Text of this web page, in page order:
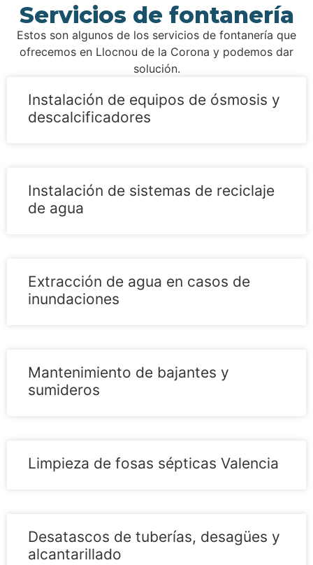
Servicios de fontanería
Estos son algunos de los servicios de fontanería que
ofrecemos en Llocnou de la Corona y podemos dar
solución.
Instalación de equipos de ósmosis y
descalcificadores
Instalación de sistemas de reciclaje
de agua
Extracción de agua en casos de
inundaciones
Mantenimiento de bajantes y
sumideros
Limpieza de fosas sépticas Valencia
Desatascos de tuberías, desagües y
alcantarillado